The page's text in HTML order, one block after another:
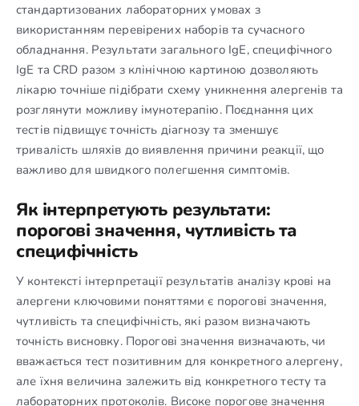
стандартизованих лабораторних умовах з
використанням перевірених наборів та сучасного
обладнання. Результати загального IgE, специфічного
IgE та CRD разом з клінічною картиною дозволяють
лікарю точніше підібрати схему уникнення алергенів та
розглянути можливу імунотерапію. Поєднання цих
тестів підвищує точність діагнозу та зменшує
тривалість шляхів до виявлення причини реакції, що
важливо для швидкого полегшення симптомів.
Як інтерпретують результати:
порогові значення, чутливість та
специфічність
У контексті інтерпретації результатів аналізу крові на
алергени ключовими поняттями є порогові значення,
чутливість та специфічність, які разом визначають
точність висновку. Порогові значення визначають, чи
вважається тест позитивним для конкретного алергену,
але їхня величина залежить від конкретного тесту та
лабораторних протоколів. Високе порогове значення